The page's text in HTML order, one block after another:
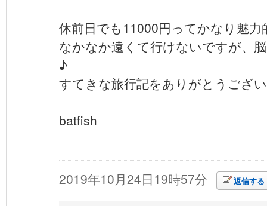
休前日でも11000円ってかなり魅力
なかなか遠くて行けないですが、
♪
すてきな旅行記をありがとうござ
batfish
2019年10月24日19時57分 返信する